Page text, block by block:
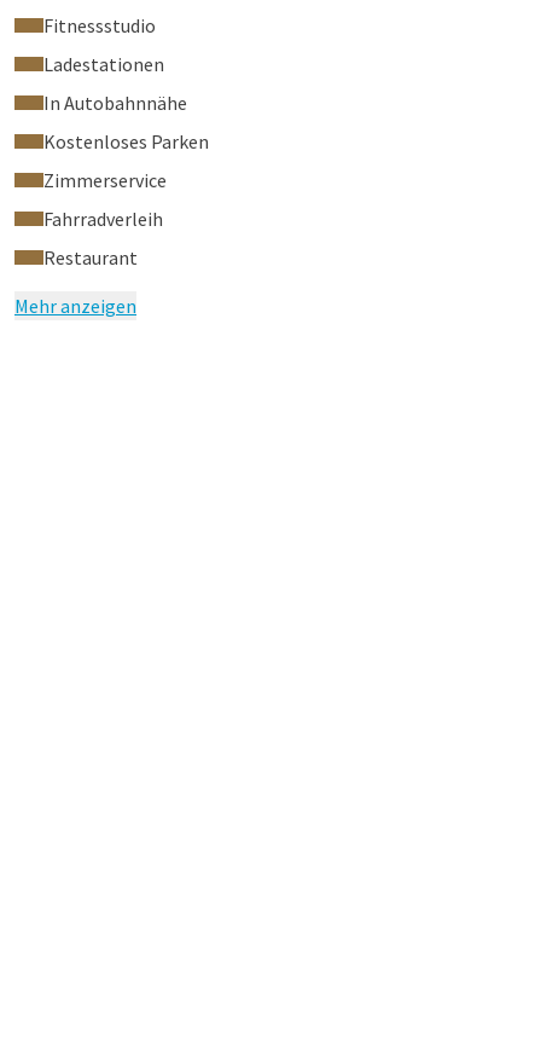
Fitnessstudio
Ladestationen
In Autobahnnähe
Kostenloses Parken
Zimmerservice
Fahrradverleih
Restaurant
Mehr anzeigen